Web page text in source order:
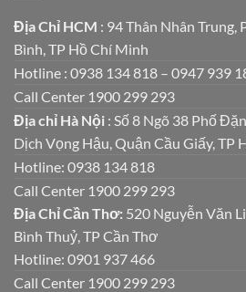
Địa Chỉ HCM : 94 Thân Nhân Trung,
Bình, TP Hồ Chí Minh
Hotline : 0938 134 818 – 0947 939
Call Center 1900 299 293
Địa chỉ Hà Nội : Số 8 Ngõ 38 Phố
Dịch Vọng Hậu, Quận Cầu Giấy, TP
Hotline: 0938 134 818
Call Center 1900 299 293
Địa Chỉ Cần Thơ: 520 Nguyễn Văn
Bình Thuỷ, TP Cần Thơ
Hotline: 0901 937 466
Call Center 1900 299 293